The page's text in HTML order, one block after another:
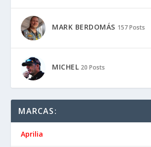
MARK BERDOMÁS 157 Posts
MICHEL 20 Posts
MARCAS:
Aprilia